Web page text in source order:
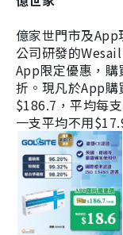
億家世門市及
公司研發的
App限定優惠，
折。現凡於App
$186.7，平均每
一支平均不用